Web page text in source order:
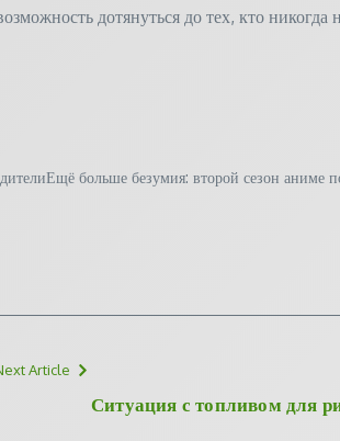
дотянуться до тех, кто
больше безумия: второй сезон
Article
Ситуация с топливом для